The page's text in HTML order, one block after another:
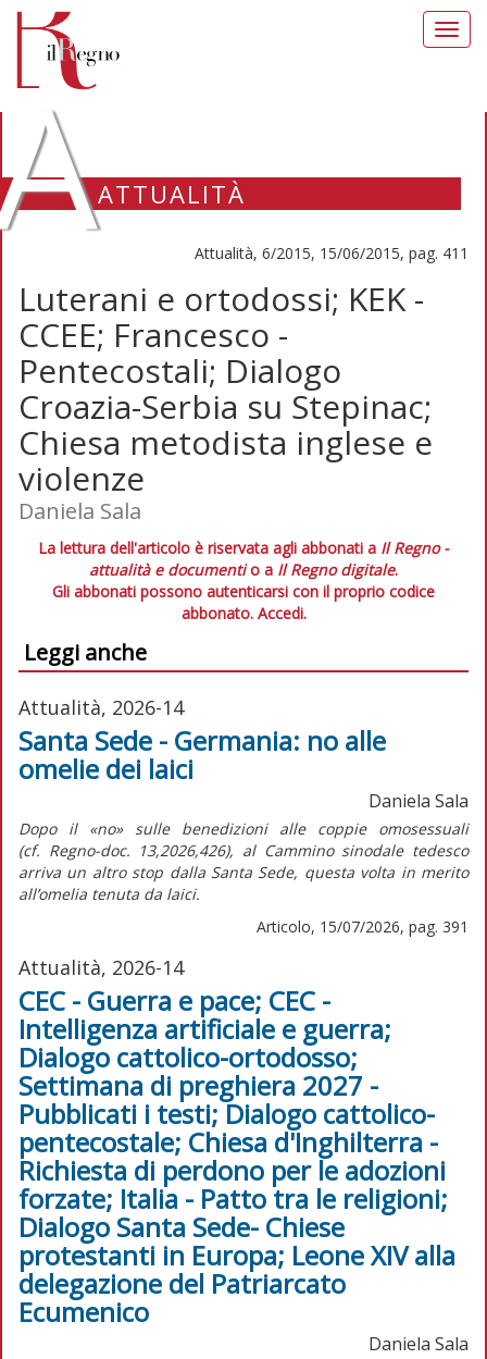
ATTUALITÀ
Attualità, 6/2015, 15/06/2015, pag. 411
Luterani e ortodossi; KEK -
CCEE; Francesco -
Pentecostali; Dialogo
Croazia-Serbia su Stepinac;
Chiesa metodista inglese e
violenze
Daniela Sala
La lettura dell'articolo è riservata agli abbonati a Il Regno -
attualità e documentio a Il Regno digitale.
Gli abbonati possono autenticarsi con il proprio codice
abbonato. Accedi.
Leggi anche
Attualità, 2026-14
Santa Sede - Germania: no alle
omelie dei laici
Daniela Sala
Dopo il «no» sulle benedizioni alle coppie omosessuali
(cf. Regno-doc. 13,2026,426), al Cammino sinodale tedesco
arriva un altro stop dalla Santa Sede, questa volta in merito
all’omelia tenuta da laici.
Articolo, 15/07/2026, pag. 391
Attualità, 2026-14
CEC - Guerra e pace; CEC -
Intelligenza artificiale e guerra;
Dialogo cattolico-ortodosso;
Settimana di preghiera 2027 -
Pubblicati i testi; Dialogo cattolico-
pentecostale; Chiesa d'Inghilterra -
Richiesta di perdono per le adozioni
forzate; Italia - Patto tra le religioni;
Dialogo Santa Sede- Chiese
protestanti in Europa; Leone XIV alla
delegazione del Patriarcato
Ecumenico
Daniela Sala